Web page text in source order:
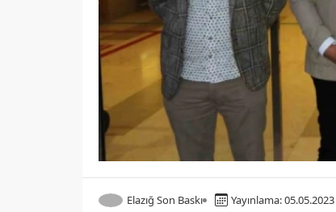
Elazığ Son Baskı Yayınlama: 05.05.2023